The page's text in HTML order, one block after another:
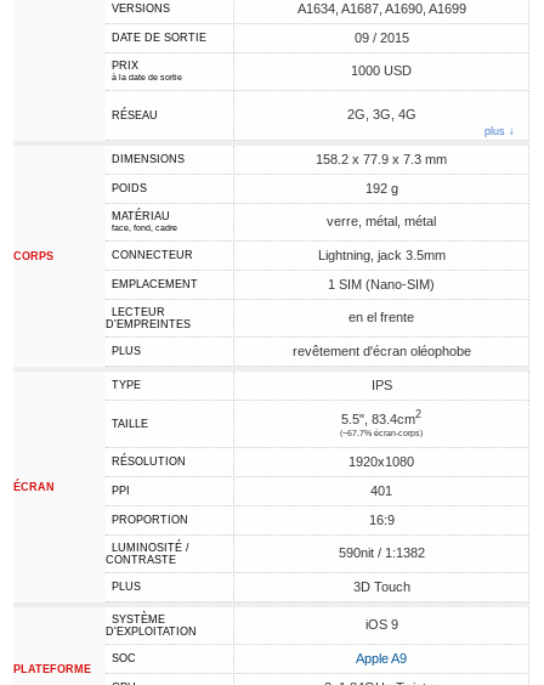
VERSIONS A1634, A1687, A1690, A1699
DATE DE SORTIE 09 / 2015
PRIX
à la date de sortie 1000 USD
RÉSEAU 2G, 3G, 4G
plus ↓
CORPS
DIMENSIONS 158.2 x 77.9 x 7.3 mm
POIDS 192 g
MATÉRIAU
face, fond, cadre verre, métal, métal
CONNECTEUR Lightning, jack 3.5mm
EMPLACEMENT 1 SIM (Nano-SIM)
LECTEUR
D'EMPREINTES
en el frente
PLUS revêtement d'écran oléophobe
ÉCRAN
TYPE IPS
TAILLE 5.5", 83.4cm2
(~67.7% écran-corps)
RÉSOLUTION 1920x1080
PPI 401
PROPORTION 16:9
LUMINOSITÉ /
CONTRASTE
590nit / 1:1382
PLUS 3D Touch
PLATEFORME
SYSTÈME
D'EXPLOITATION
iOS 9
SOC Apple A9